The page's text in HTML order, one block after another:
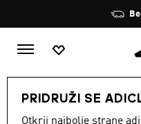
PRIDRUŽI SE
Otkrij najbolje strane
MODNE MARKE